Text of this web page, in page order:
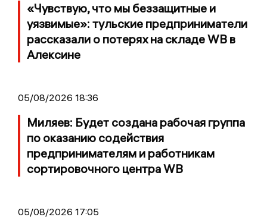
«Чувствую, что мы беззащитные и
уязвимые»: тульские предприниматели
рассказали о потерях на складе WB в
Алексине
05/08/2026 18:36
Миляев: Будет создана рабочая группа
по оказанию содействия
предпринимателям и работникам
сортировочного центра WB
05/08/2026 17:05